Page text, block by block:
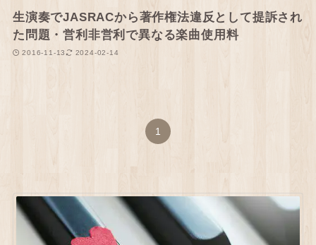
生演奏でJASRACから著作権法違反として提訴され
た問題・営利非営利で異なる楽曲使用料
2016-11-13 2024-02-14
1